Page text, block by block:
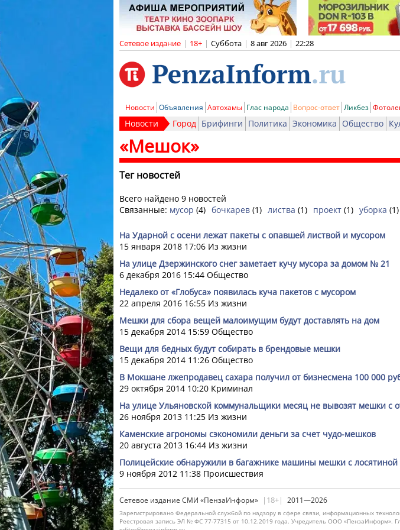
Сетевое издание | 18+ | Суббота | 8 авг 2026 | 22:28
Новости Объявления Автохамы Глас народа Вопрос-ответ Ликбез
Новости Город Брифинги Политика Экономика Общество
«Мешок»
Тег новостей
Всего найдено 9 новостей
Связанные: мусор (4) бочкарев (1) листва (1) проект (1) уборка (1)
На Ударной с осени лежат пакеты с опавшей листвой и мусором
15 января 2018 17:06 Из жизни
На улице Дзержинского снег заметает кучу мусора за домом № 21
6 декабря 2016 15:44 Общество
Недалеко от «Глобуса» появилась куча пакетов с мусором
22 апреля 2016 16:55 Из жизни
Мешки для сбора вещей малоимущим будут доставлять на дом
15 декабря 2014 15:59 Общество
Вещи для бедных будут собирать в брендовые мешки
15 декабря 2014 11:26 Общество
В Мокшане лжепродавец сахара получил от бизнесмена 100 000
29 октября 2014 10:20 Криминал
На улице Ульяновской коммунальщики месяц не вывозят мешки с
26 ноября 2013 11:25 Из жизни
Каменские агрономы сэкономили деньги за счет чудо-мешков
20 августа 2013 16:44 Из жизни
Полицейские обнаружили в багажнике машины мешки с лосятиной
9 ноября 2012 11:38 Происшествия
Сетевое издание СМИ «ПензаИнформ» |18+| 2011—2026
Зарегистрировано Федеральной службой по надзору в сфере связи, информационных
Реестровая запись ЭЛ № ФС 77-77315 от 10.12.2019 года. Учредитель ООО «ПензаИнформ».